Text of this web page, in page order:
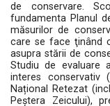
de conservare.
fundamenta Planul
măsurilor de
care se face ţinând
asupra stării de
Studiu de evaluare
interes conservativ
Național Retezat
Peștera Zeicului),